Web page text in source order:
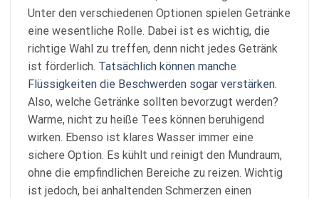
Unter den verschiedenen Optionen spielen Getränke
eine wesentliche Rolle. Dabei ist es wichtig, die
richtige Wahl zu treffen, denn nicht jedes Getränk
ist förderlich. Tatsächlich können manche
Flüssigkeiten die Beschwerden sogar verstärken.
Also, welche Getränke sollten bevorzugt werden?
Warme, nicht zu heiße Tees können beruhigend
wirken. Ebenso ist klares Wasser immer eine
sichere Option. Es kühlt und reinigt den Mundraum,
ohne die empfindlichen Bereiche zu reizen. Wichtig
ist jedoch, bei anhaltenden Schmerzen einen